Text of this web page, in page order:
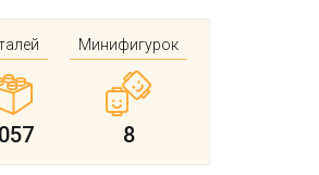
Минифигурок
8